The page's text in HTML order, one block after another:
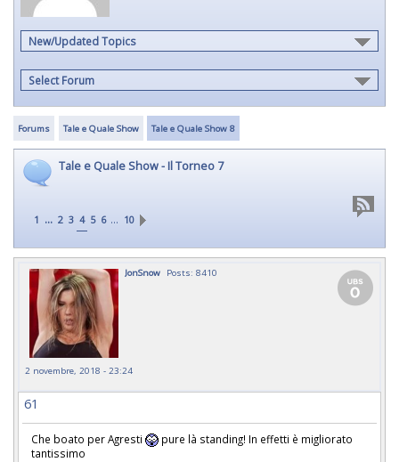
New/Updated Topics
Select Forum
Forums Tale e Quale Show Tale e Quale Show 8
Tale e Quale Show - Il Torneo 7
1 ... 2 3 4 5 6 … 10
JonSnow Posts: 8410
2 novembre, 2018 - 23:24
61
Che boato per Agresti
pure là standing! In effetti è migliorato
tantissimo